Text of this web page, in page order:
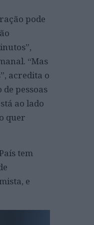
pode
“Mas
acredita o
pessoas
ao lado
quer
tem
e